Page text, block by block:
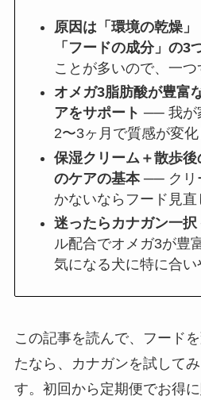
原因は「環境の乾燥」
「フードの成分」の3
ことが多いので、一つ
オメガ3脂肪酸が豊富
アをサポート ── 我が
2〜3ヶ月で質感が変
保湿クリーム＋散歩
のケアの基本── クリ
かないならフード見直
迷ったらカナガン一択
ル配合でオメガ3が豊
気になる犬に特に合
この記事を読んで、フード
たなら、カナガンを試して
す。初回から定期便でお得